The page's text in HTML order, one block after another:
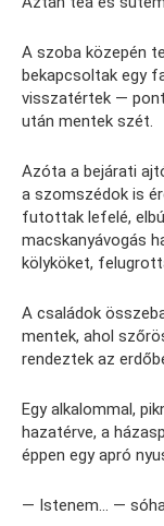
A szoba közepén
bekapcsoltak egy
visszatértek —
után mentek szét.
Azóta a bejárati
a szomszédok is
futottak lefelé,
macskanyávogás
kölyköket,
A családok
mentek, ahol
rendeztek az
Egy alkalommal,
hazatérve, a
éppen egy apró
— Istenem… —